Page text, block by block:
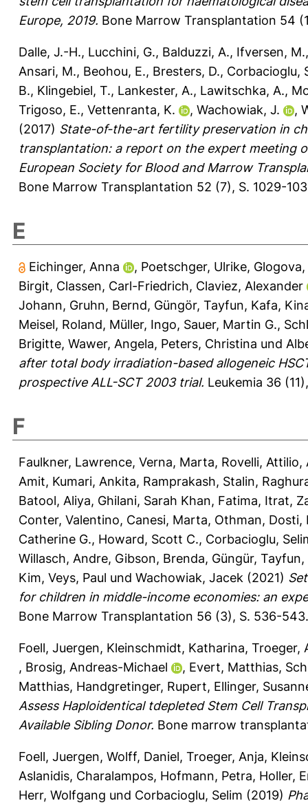
Europe, 2019. Bone Marrow Transplantation 54
Dalle, J.-H., Lucchini, G., Balduzzi, A., Ifversen, M.
Ansari, M., Beohou, E., Bresters, D., Corbacioglu,
B., Klingebiel, T., Lankester, A., Lawitschka, A.,
Trigoso, E., Vettenranta, K. , Wachowiak, J. ,
(2017) State-of-the-art fertility preservation in
transplantation: a report on the expert meeting
European Society for Blood and Marrow
Bone Marrow Transplantation 52 (7), S. 1029-
E
Eichinger, Anna , Poetschger, Ulrike,
Birgit, Classen, Carl-Friedrich, Claviez, Alexander
Johann, Gruhn, Bernd, Güngör, Tayfun, Kafa,
Meisel, Roland, Müller, Ingo, Sauer, Martin G.,
Brigitte, Wawer, Angela, Peters, Christina und
after total body irradiation-based allogeneic
prospective ALL-SCT 2003 trial. Leukemia 36
F
Faulkner, Lawrence, Verna, Marta, Rovelli, Attilio,
Amit, Kumari, Ankita, Ramprakash, Stalin,
Batool, Aliya, Ghilani, Sarah Khan, Fatima, Itrat,
Conter, Valentino, Canesi, Marta, Othman, Dosti,
Catherine G., Howard, Scott C., Corbacioglu,
Willasch, Andre, Gibson, Brenda, Güngür, Tayfun,
Kim, Veys, Paul und Wachowiak, Jacek (2021)
for children in middle-income economies: an
Bone Marrow Transplantation 56 (3), S. 536-
Foell, Juergen, Kleinschmidt, Katharina, Troeger,
, Brosig, Andreas-Michael , Evert, Matthias,
Matthias, Handgretinger, Rupert, Ellinger,
Assess Haploidentical tdepleted Stem Cell
Available Sibling Donor. Bone marrow
Foell, Juergen, Wolff, Daniel, Troeger, Anja,
Aslanidis, Charalampos, Hofmann, Petra, Holler,
Herr, Wolfgang und Corbacioglu, Selim (2019)